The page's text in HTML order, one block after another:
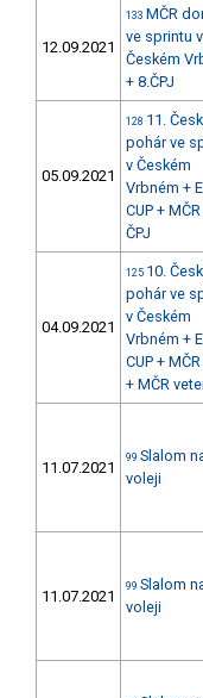
12.09.2021
133 MČR
ve sprintu v
Českém
+ 8.ČPJ
05.09.2021
128 11.
pohár ve
v Českém
Vrbném +
CUP +
ČPJ
04.09.2021
125 10.
pohár ve
v Českém
Vrbném +
CUP +
+ MČR
11.07.2021
99 Slalom
voleji
11.07.2021
99 Slalom
voleji